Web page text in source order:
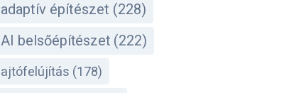
adaptív építészet (228)
AI belsőépítészet(222)
ajtófelújítás (178)